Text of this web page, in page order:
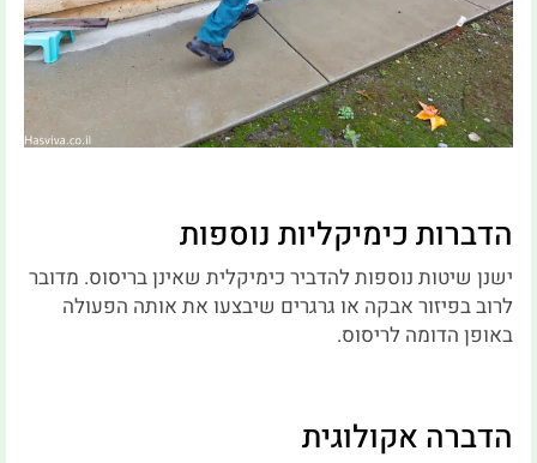
הדברות כימיקליות נוספות
ישנן שיטות נוספות להדביר כימיקלית שאינן בריסוס. מדובר
לרוב בפיזור אבקה או גרגרים שיבצעו את אותה הפעולה
באופן הדומה לריסוס.
הדברה אקולוגית